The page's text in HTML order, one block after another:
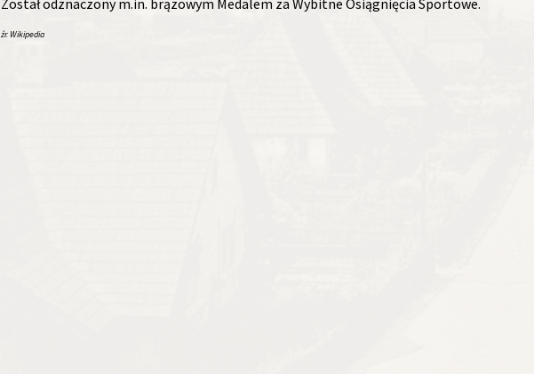
Został odznaczony m.in. brązowym Medalem za Wybitne Osiągnięcia Sportowe.
źr. Wikipedia